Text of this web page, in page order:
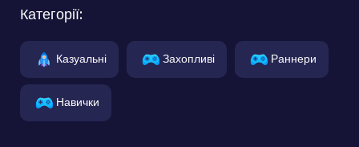
Категорії:
Казуальні Захопливі Раннери
Навички